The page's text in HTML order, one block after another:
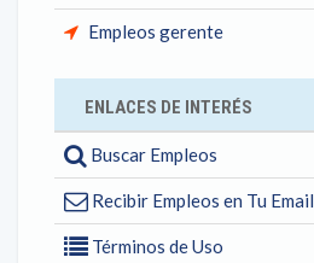
Empleos gerente
ENLACES DE INTERÉS
Buscar Empleos
Recibir Empleos en Tu Email
Términos de Uso